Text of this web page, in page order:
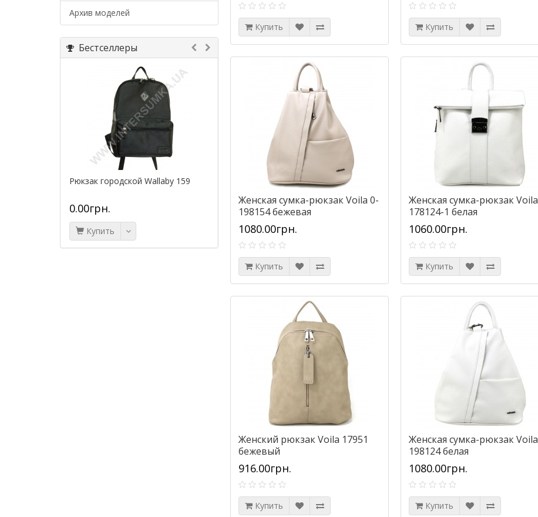
Архив моделей
Бестселлеры
Рюкзак городской Wallaby 159
0.00грн.
Купить
Сумка дорожная на колесах
формовочная Wallaby 10430
(объем...
2535.00грн.
Купить
Сумка дорожная Wallaby 2550
820.00грн.
Купить
Купить Купить
Женская сумка-рюкзак Voila 0-
198154 бежевая
1080.00грн.
Купить
Женская сумка-рюкзак Voila
178124-1 белая
1060.00грн.
Купить
Женский рюкзак Voila 17951
бежевый
916.00грн.
Купить
Женская сумка-рюкзак Voila
198124 белая
1080.00грн.
Купить